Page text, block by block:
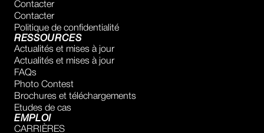
Contacter
Contacter
Politique de confidentialité
RESSOURCES
Actualités et mises à jour
Actualités et mises à jour
FAQs
Photo Contest
Brochures et téléchargements
Etudes de cas
EMPLOI
CARRIÈRES